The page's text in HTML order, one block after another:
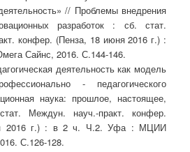
// Проблемы внедрения
разработок : сб. стат.
конфер. (Пенза, 18 июня 2016 г.) :
Сайнс, 2016. С.144-146.
деятельность как модель
- педагогического
наука: прошлое, настоящее,
Междун. науч.-практ. конфер.
2016 г.) : в 2 ч. Ч.2. Уфа : МЦИИ
С.126-128.